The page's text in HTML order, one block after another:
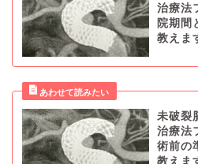
治療法
院期間
教えま
未破裂
治療法
術前の
教えま